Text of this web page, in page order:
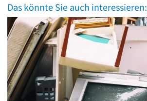
Das könnte Sie auch interessieren: